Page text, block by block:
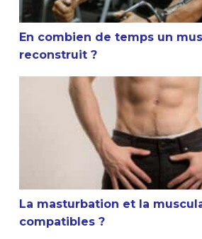
En combien de temps un
reconstruit ?
La masturbation et la
La masturbation et la
compatibles ?